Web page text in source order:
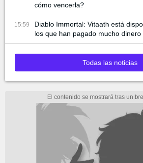
cómo vencerla?
15:59
Diablo Immortal: Vitaath está
los que han pagado mucho dinero
Todas las noticias